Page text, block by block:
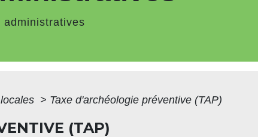
administratives
> Taxe d'archéologie préventive (TAP)
(TAP)